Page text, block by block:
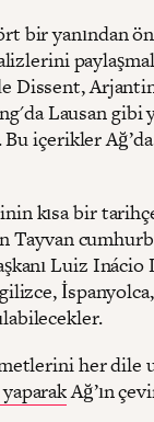
bir yanından
Dissent,
Lausan gibi
içerikler
kısa bir
Tayvan
Luiz Inácio
İspanyolca,
her dile
yaparakAğ’ın